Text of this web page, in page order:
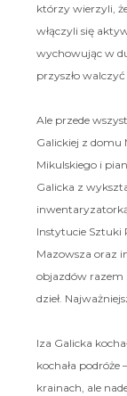
którzy wierzyli,
włączyli się
wychowując w
przyszło
Ale przede
Galickiej z domu
Mikulskiego i
Galicka z
Instytucie Sztuki
Mazowsza oraz
objazdów razem
dzieł.
Iza Galicka
kochała podróże
krainach, ale